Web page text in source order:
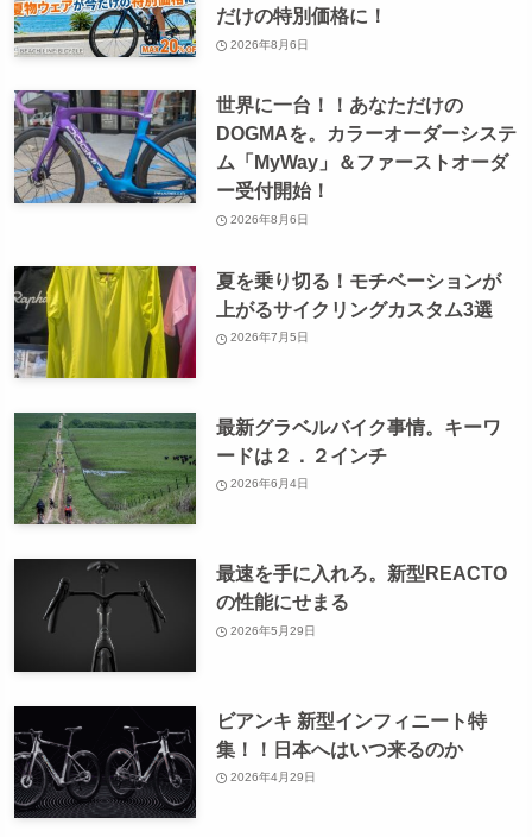
だけの特別価格に！
2026年8月6日
世界に一台！！あなただけの
DOGMAを。カラーオーダーシステ
ム「MyWay」＆ファーストオーダ
ー受付開始！
2026年8月6日
夏を乗り切る！モチベーションが
上がるサイクリングカスタム3選
2026年7月5日
最新グラベルバイク事情。キーワ
ードは２．２インチ
2026年6月4日
最速を手に入れろ。新型REACTO
の性能にせまる
2026年5月29日
ビアンキ 新型インフィニート特
集！！日本へはいつ来るのか
2026年4月29日